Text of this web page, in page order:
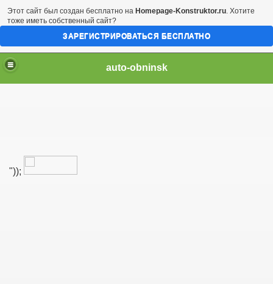
auto-obninsk
"));
Этот сайт был создан бесплатно на Homepage-Konstruktor.ru. Хотите
тоже иметь собственный сайт?
ЗАРЕГИСТРИРОВАТЬСЯ БЕСПЛАТНО